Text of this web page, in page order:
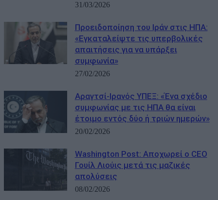
31/03/2026
Προειδοποίηση του Ιράν στις ΗΠΑ:
«Εγκαταλείψτε τις υπερβολικές
απαιτήσεις για να υπάρξει
συμφωνία»
27/02/2026
Αραγτσί-Ιρανός ΥΠΕΞ: «Ένα σχέδιο
συμφωνίας με τις ΗΠΑ θα είναι
έτοιμο εντός δύο ή τριών ημερών»
20/02/2026
Washington Post: Αποχωρεί ο CEO
Γουίλ Λιούις μετά τις μαζικές
απολύσεις
08/02/2026